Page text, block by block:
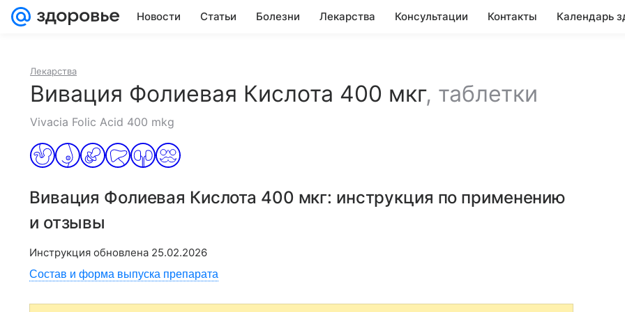
Новости Статьи Болезни Лекарства Консультации Контакты Календарь
Лекарства
Вивация Фолиевая Кислота 400 мкг, таблетки
Vivacia Folic Acid 400 mkg
Вивация Фолиевая Кислота 400 мкг: инструкция по применению
и отзывы
Инструкция обновлена 25.02.2026
Состав и форма выпуска препарата